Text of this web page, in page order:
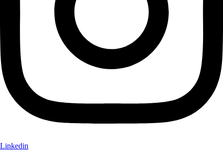
Linkedin